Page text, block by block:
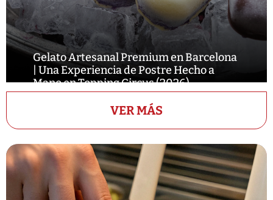
Gelato Artesanal Premium en Barcelona
| Una Experiencia de Postre Hecho a
Mano en Topping Circus (2026)
VER MÁS